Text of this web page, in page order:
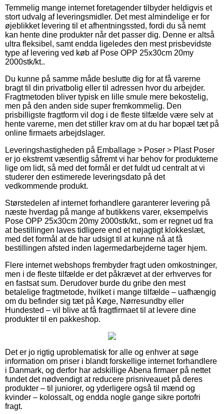
Temmelig mange internet foretagender tilbyder heldigvis et
stort udvalg af leveringsmidler. Det mest almindelige er for
øjeblikket levering til et afhentningssted, fordi du så nemt
kan hente dine produkter når det passer dig. Denne er altså
ultra fleksibel, samt endda ligeledes den mest prisbevidste
type af levering ved køb af Pose OPP 25x30cm 20my
2000stk/kt..
Du kunne på samme måde beslutte dig for at få varerne
bragt til din privatbolig eller til adressen hvor du arbejder.
Fragtmetoden bliver typisk en lille smule mere bekostelig,
men på den anden side super fremkommelig. Den
prisbilligste fragtform vil dog i de fleste tilfælde være selv at
hente varerne, men det stiller krav om at du har bopæl tæt på
online firmaets arbejdslager.
Leveringshastigheden på Emballage > Poser > Plast Poser
er jo ekstremt væsentlig såfremt vi har behov for produkterne
lige om lidt, så med det formål er det fuldt ud centralt at vi
studerer den estimerede leveringsdato på det
vedkommende produkt.
Størstedelen af internet forhandlere garanterer levering på
næste hverdag på mange af butikkens varer, eksempelvis
Pose OPP 25x30cm 20my 2000stk/kt., som er regnet ud fra
at bestillingen laves tidligere end et nøjagtigt klokkeslæt,
med det formål at de har udsigt til at kunne nå at få
bestillingen afsted inden lagermedarbejderne tager hjem.
Flere internet webshops frembyder fragt uden omkostninger,
men i de fleste tilfælde er det påkrævet at der erhverves for
en fastsat sum. Derudover burde du gribe den mest
betalelige fragtmetode, hvilket i mange tilfælde – uafhængig
om du befinder sig tæt på Køge, Nørresundby eller
Hundested – vil blive at få fragtfirmaet til at levere dine
produkter til en pakkeshop.
Det er jo rigtig uproblematisk for alle og enhver at søge
information om priser i blandt forskellige internet forhandlere
i Danmark, og derfor har adskillige Abena firmaer på nettet
fundet det nødvendigt at reducere prisniveauet på deres
produkter – til juniorer, og yderligere også til mænd og
kvinder – kolossalt, og endda nogle gange sikre portofri
fragt.